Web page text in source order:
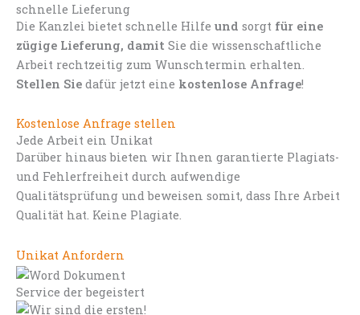
schnelle Lieferung
Die Kanzlei bietet schnelle Hilfe und sorgt für eine
zügige Lieferung, damit Sie die wissenschaftliche
Arbeit rechtzeitig zum Wunschtermin erhalten.
Stellen Sie dafür jetzt eine kostenlose Anfrage!
Kostenlose Anfrage stellen
Jede Arbeit ein Unikat
Darüber hinaus bieten wir Ihnen garantierte Plagiats-
und Fehlerfreiheit durch aufwendige
Qualitätsprüfung und beweisen somit, dass Ihre Arbeit
Qualität hat. Keine Plagiate.
Unikat Anfordern
Service der begeistert